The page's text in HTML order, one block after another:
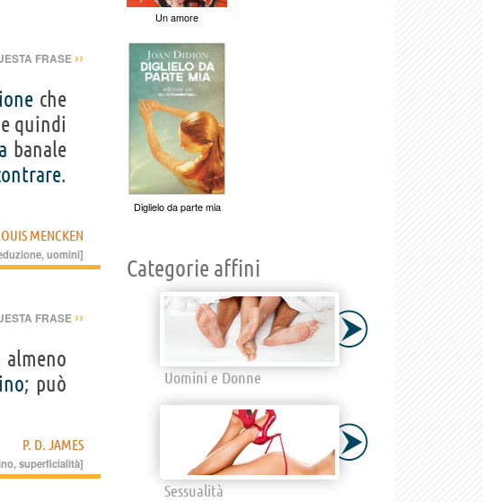
FRASE ››
che
e quindi
banale
.
MENCKEN
,uomini]
FRASE ››
; può
P. D. JAMES
,superficialità]
Un amore
Diglielo da parte mia
Categorie affini
Uomini e Donne
Sessualità